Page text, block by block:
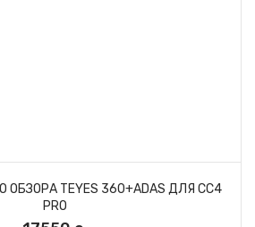
ОБЗОРА TEYES 360+ADAS ДЛЯ CC4
PRO